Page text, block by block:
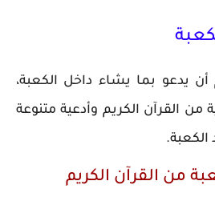
يدعو بما يشاء داخل الكعبة،
من القرآن الكريم وأدعية متنوعة
الكعبة.
من القرآن الكريم